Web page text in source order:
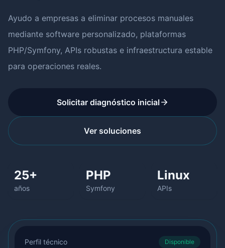
Ayudo a empresas a eliminar procesos manuales
mediante software personalizado, plataformas
PHP/Symfony, APIs robustas e infraestructura estable
para operaciones reales.
Solicitar diagnóstico inicial
Ver soluciones
25+
años
PHP
Symfony
Linux
APIs
Perfil técnico Disponible